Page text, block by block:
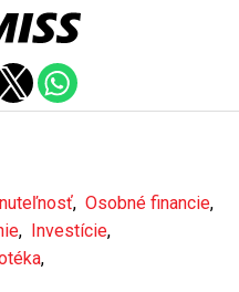
, Osobné financie,
, Investície,
,